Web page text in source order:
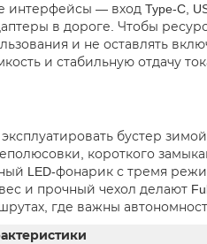
— вход Type-C,
в дороге. Чтобы
и не оставлять
и стабильную отдачу
бустер
короткого
LED-фонарик с тремя
и прочный чехол делают
где важны